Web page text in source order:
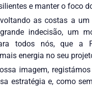
e manter o foco
as costas a um
indecisão, um
todos nós, que a
energia no seu
imagem,
estratégia e, como